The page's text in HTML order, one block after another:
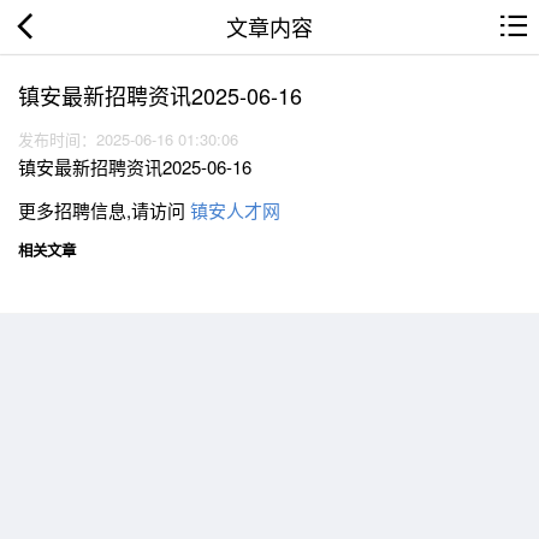
文章内容
镇安最新招聘资讯2025-06-16
发布时间：2025-06-16 01:30:06
镇安最新招聘资讯2025-06-16
更多招聘信息,请访问 镇安人才网
相关文章